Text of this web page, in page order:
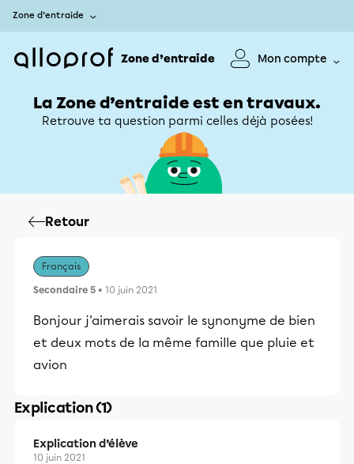
Zone d’entraide
Zone d’entraide Mon compte
La Zone d’entraide est en travaux.
Retrouve ta question parmi celles déjà posées!
Retour
Français
Secondaire 5 • 10 juin 2021
Bonjour j'aimerais savoir le synonyme de bien
et deux mots de la même famille que pluie et
avion
Explication (1)
Explication d’élève
10 juin 2021